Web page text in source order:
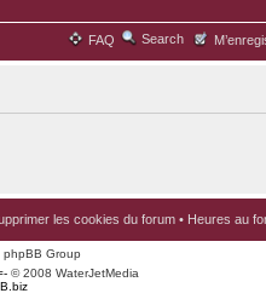
FAQ Search
les cookies du forum • Heures au
Group
© 2008 WaterJetMedia